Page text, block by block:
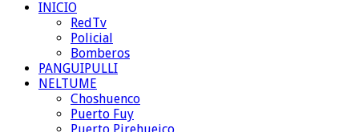
INICIO
RedTv
Policial
Bomberos
PANGUIPULLI
NELTUME
Choshuenco
Puerto Fuy